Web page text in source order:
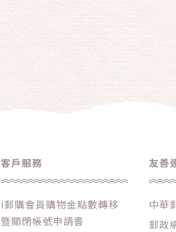
客戶服務
i郵購會員購物金點數轉移
暨關閉帳號申請書
友善
中華
郵政